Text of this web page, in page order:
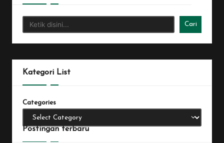
Cari
Kategori List
Categories
Postingan terbaru